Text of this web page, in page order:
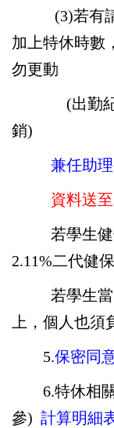
(3)若有請
加上特休時數
勿更動
(出勤紀錄
銷)
兼任助
資料送
若學生健保
2.11%二代健
若學生當月
上，個人也須
5.保密同
6.特休相關
參) 計算明細